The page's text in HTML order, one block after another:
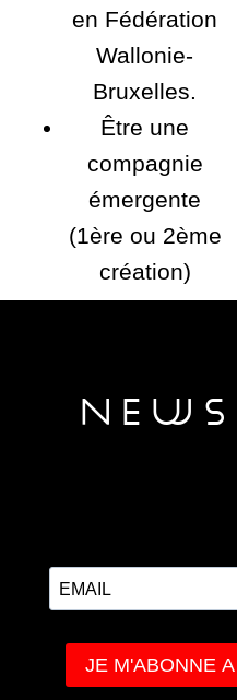
en Fédération
Wallonie-
Bruxelles.
Être une
compagnie
émergente
(1ère ou 2ème
création)
NEwS